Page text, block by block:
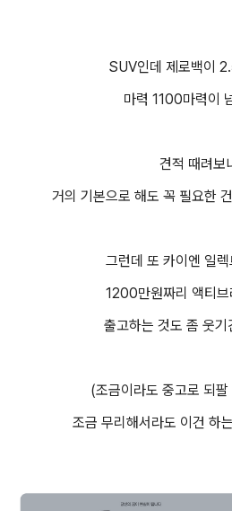
SUV인데 제로백이
마력 1100마력이
견적 때려보
거의 기본으로 해도 꼭 필요한
그런데 또 카이엔 일렉
1200만원짜리 액티브
출고하는 것도 좀 웃기
(조금이라도 중고로 되팔
조금 무리해서라도 이건 하